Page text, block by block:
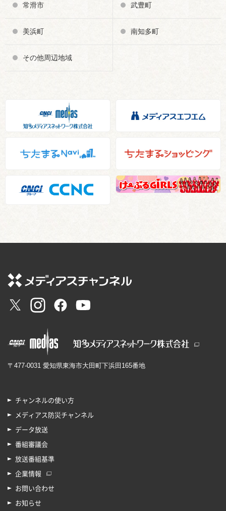
常滑市 武豊町
美浜町 南知多町
その他周辺地域
〒477-0031 愛知県東海市大田町下浜田165番地
チャンネルの使い方
メディアス防災チャンネル
データ放送
番組審議会
放送番組基準
企業情報
お問い合わせ
お知らせ